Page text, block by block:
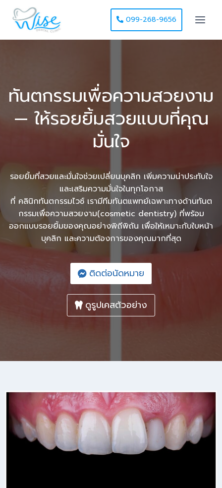
099-268-9656
ทันตกรรมเพื่อความสวยงาม
— ให้รอยยิ้มสวยแบบที่คุณ
มั่นใจ
รอยยิ้มที่สวยและมั่นใจช่วยเปลี่ยนบุคลิก เพิ่มความน่าประทับใจ
และเสริมความมั่นใจในทุกโอกาส
ที่ คลินิกทันตกรรมไวซ์ เรามีทีมทันตแพทย์เฉพาะทางด้านทันต
กรรมเพื่อความสวยงาม(cosmetic dentistry) ที่พร้อม
ออกแบบรอยยิ้มของคุณอย่างพิถีพิถัน เพื่อให้เหมาะกับใบหน้า
บุคลิก และความต้องการของคุณมากที่สุด
ติดต่อนัดหมาย
ดูรูปเคสตัวอย่าง